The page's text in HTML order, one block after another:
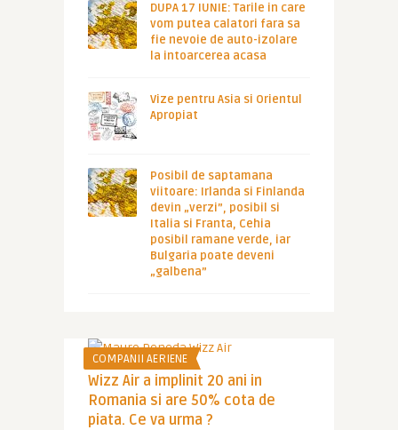
DUPA 17 IUNIE: Tarile in care
vom putea calatori fara sa
fie nevoie de auto-izolare
la intoarcerea acasa
Vize pentru Asia si Orientul
Apropiat
Posibil de saptamana
viitoare: Irlanda si Finlanda
devin „verzi”, posibil si
Italia si Franta, Cehia
posibil ramane verde, iar
Bulgaria poate deveni
„galbena”
COMPANII AERIENE
Wizz Air a implinit 20 ani in
Romania si are 50% cota de
piata. Ce va urma ?